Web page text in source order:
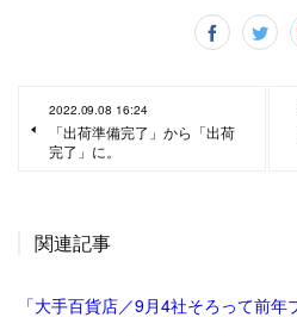
2022.09.08 16:24
「出荷準備完了」から「出荷
完了」に。
関連記事